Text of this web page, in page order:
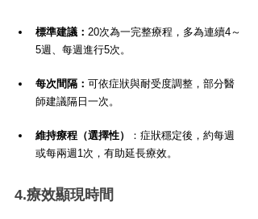
標準建議： 20次為一完整療程，多為連續4～
5週、每週進行5次。
每次間隔： 可依症狀與耐受度調整，部分醫
師建議隔日一次。
維持療程（選擇性）
：症狀穩定後，約每週
或每兩週1次，有助延長療效。
4.療效顯現時間